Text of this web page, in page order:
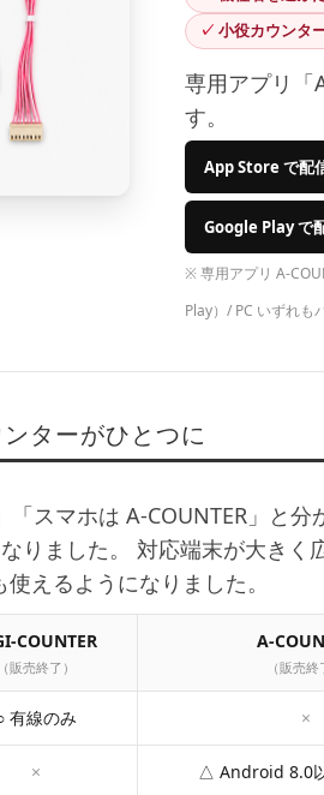
小役カウンタ
専用アプリ「
す。
App Store で配
Google Play で
※ 専用アプリ A-
Play）/ PC いずれも
ターがひとつに
「スマホは A-COUNTER」と
りました。 対応端末が大き
えるようになりました。
COUNTER
（販売終了）
A-
（販売終
有線のみ ×
× △ Android 8.0